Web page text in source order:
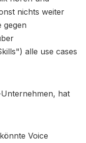
nichts weiter
gegen
alle use cases
hat
Voice